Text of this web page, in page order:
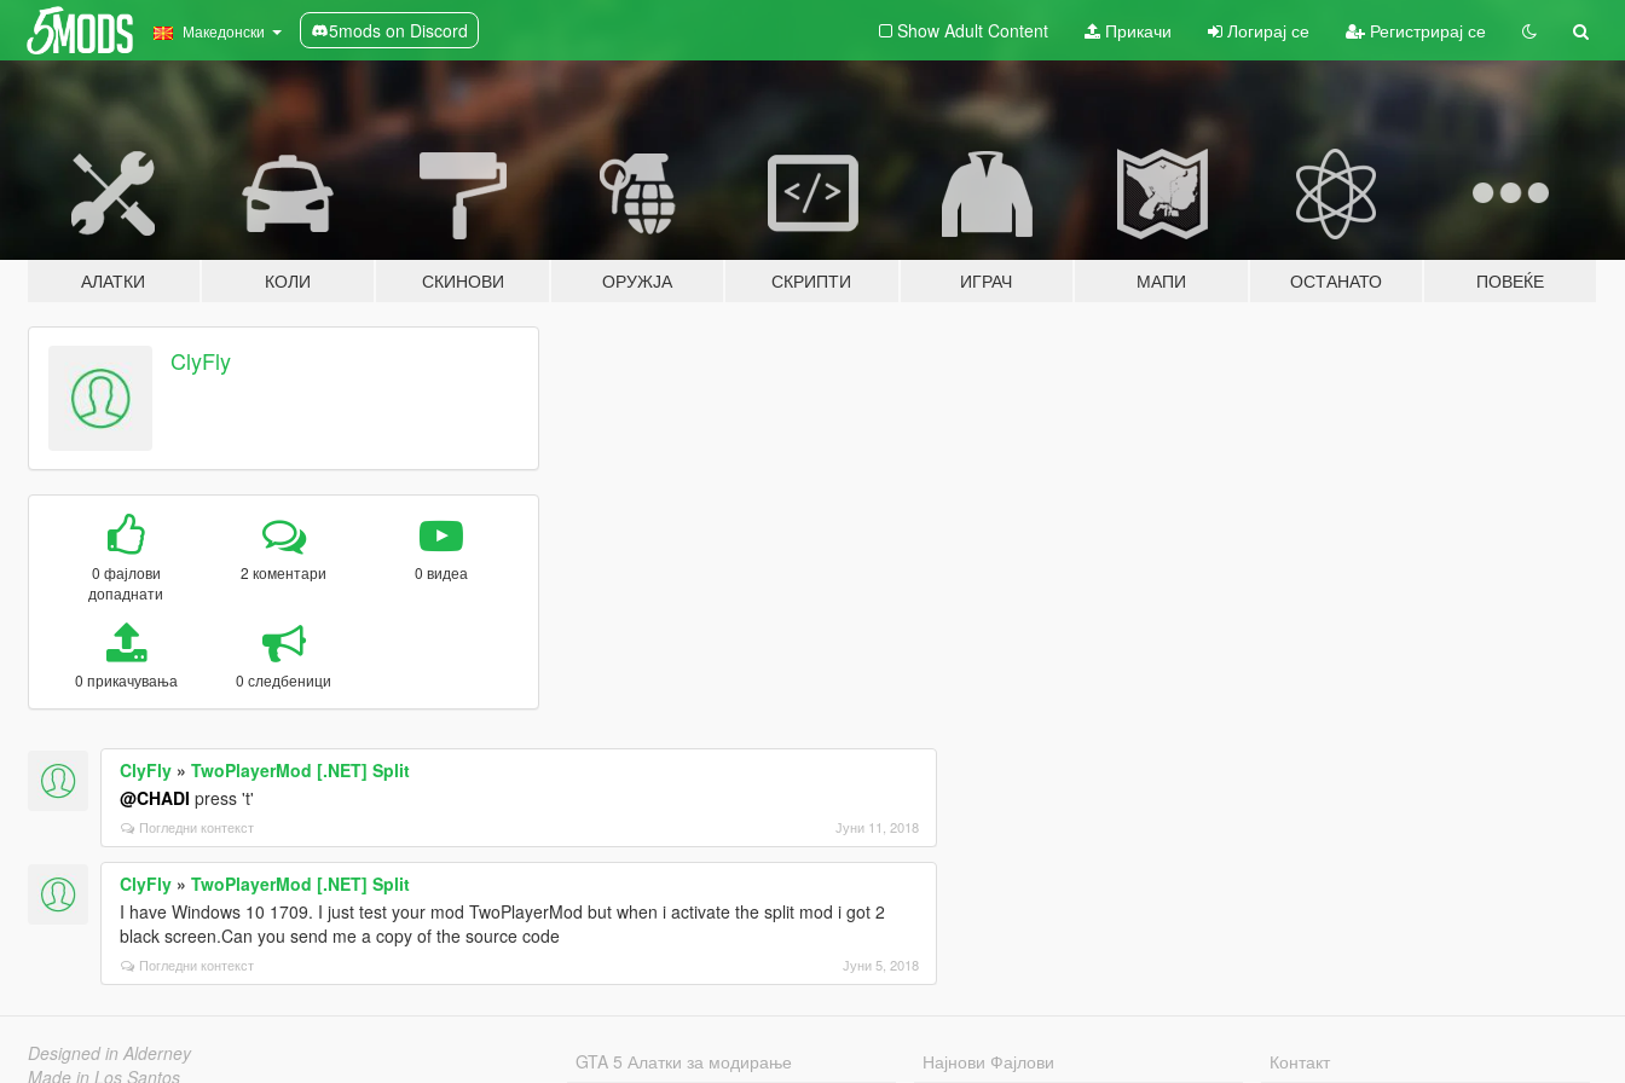
Македонски 5mods on Discord Show Adult Content Прикачи Логирај се Регистрирај се
АЛАТКИ КОЛИ СКИНОВИ ОРУЖЈА СКРИПТИ ИГРАЧ МАПИ ОСТАНАТО ПОВЕЌЕ
ClyFly
0 фајлови
допаднати
2 коментари 0 видеа
0 прикачувања 0 следбеници
ClyFly» TwoPlayerMod [.NET] Split
@CHADI press 't'
Погледни контекст Јуни 11, 2018
ClyFly» TwoPlayerMod [.NET] Split
I have Windows 10 1709. I just test your mod TwoPlayerMod but when i activate the split mod i got 2
black screen.Can you send me a copy of the source code
Погледни контекст Јуни 5, 2018
Designed in Alderney
Made in Los Santos
GTA 5 Алатки за модирање Најнови Фајлови Контакт